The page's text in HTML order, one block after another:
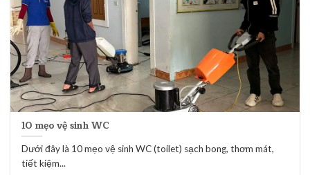
10 mẹo vệ sinh WC
Dưới đây là 10 mẹo vệ sinh WC (toilet) sạch bong, thơm mát,
tiết kiệm...